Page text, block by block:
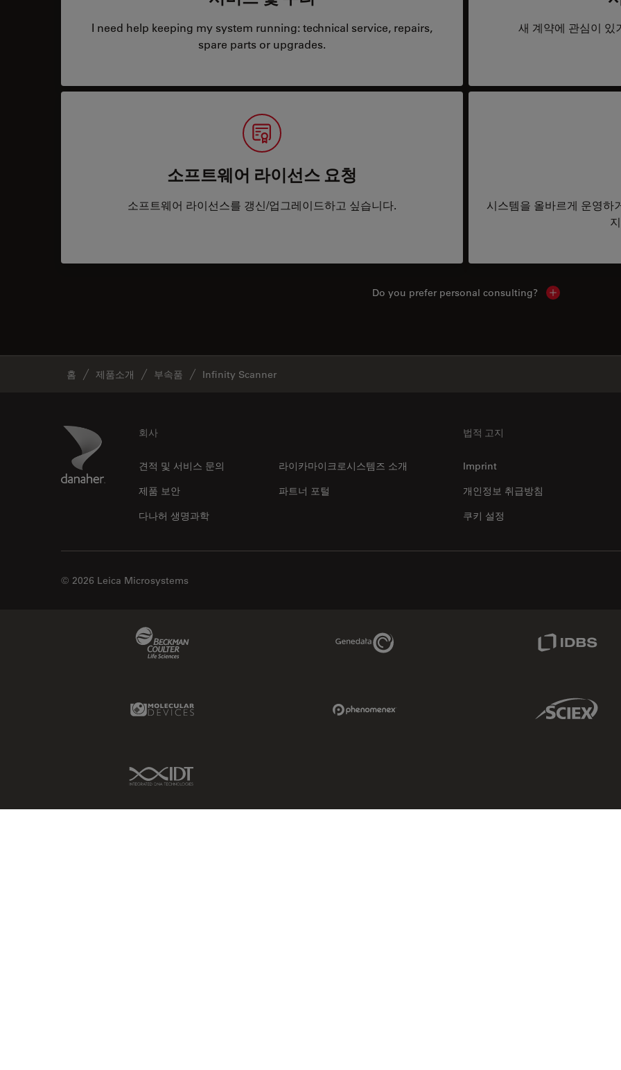
I need help keeping my system running: technical service, repairs,
spare parts or upgrades.
새 계약에 관심이 있
소프트웨어 라이선스 요청
소프트웨어 라이선스를 갱신/업그레이드하고 싶습니다.
시스템을 올바르게 운영하
Do you prefer personal consulting? Show local
홈 제품소개 부속품 Infinity Scanner
Danaher Logo 회사
견적 및 서비스 문의
라이카마이크로시스템즈 소개
제품 보안
파트너 포털
다나허 생명과학
법적 고지
Imprint
개인정보 취급방침
쿠키 설정
© 2026 Leica Microsystems
Genedata Link
Molecular Devices Link Sciex Link
IDT Link